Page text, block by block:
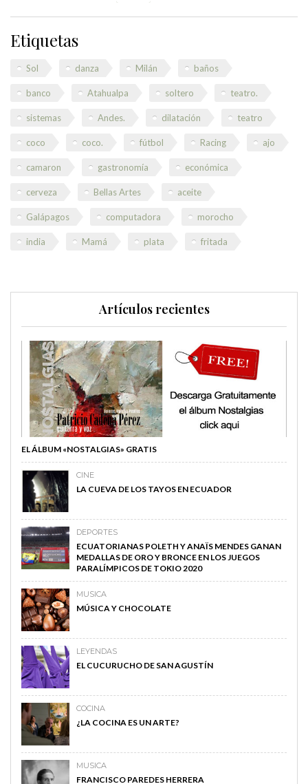
Etiquetas
Sol danza Milán baños
banco Atahualpa soltero teatro.
sistemas Andes. dilatación teatro
coco coco. fútbol Racing ajo
camaron gastronomía económica
cerveza Bellas Artes aceite
Galápagos computadora morocho
india Mamá plata fritada
Artículos recientes
EL ÁLBUM «NOSTALGIAS» GRATIS
CINE
LA CUEVA DE LOS TAYOS EN ECUADOR
DEPORTES
ECUATORIANAS POLETH Y ANAÏS MENDES GANAN
MEDALLAS DE ORO Y BRONCE EN LOS JUEGOS
PARALÍMPICOS DE TOKIO 2020
MUSICA
MÚSICA Y CHOCOLATE
LEYENDAS
EL CUCURUCHO DE SAN AGUSTÍN
COCINA
¿LA COCINA ES UN ARTE?
MUSICA
FRANCISCO PAREDES HERRERA